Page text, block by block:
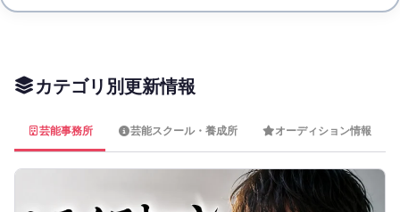
カテゴリ別更新情報
芸能事務所 芸能スクール・養成所 オーディション情報